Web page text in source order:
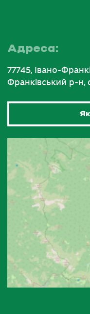
Адреса:
77745, Івано-
Франківський р-н,